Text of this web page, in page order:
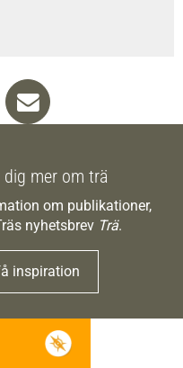
mer om trä
om publikationer,
nyhetsbrev Trä.
inspiration